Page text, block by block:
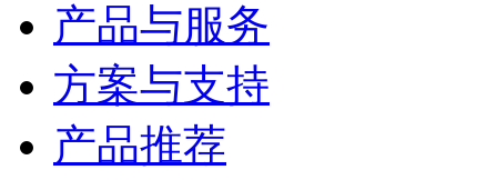
产品与服务
方案与支持
产品推荐